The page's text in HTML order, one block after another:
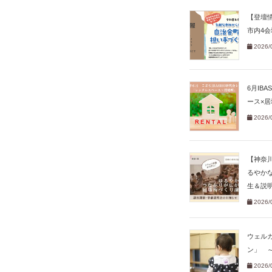
【登壇
市内4会
2026/
6月
ース×
2026/
【神奈
るやか
生＆説
2026/
ウェル
ン」
2026/